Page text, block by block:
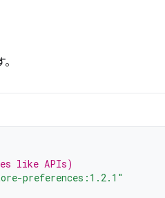
like APIs)
preferences:1.2.1"